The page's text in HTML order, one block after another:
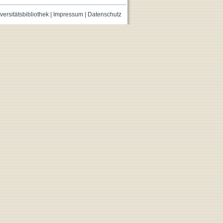
| Impressum| Datenschutz